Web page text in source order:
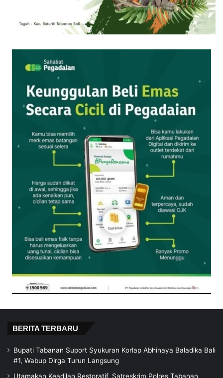
BERITA TERBARU
Bupati Tabanan Suport Syukuran Korlap Abhinaya Baladika Bali
#1, Wabup Dirga Turun Langsung
Utamakan Keadilan Restoratif, Satreskrim Polres Tabanan